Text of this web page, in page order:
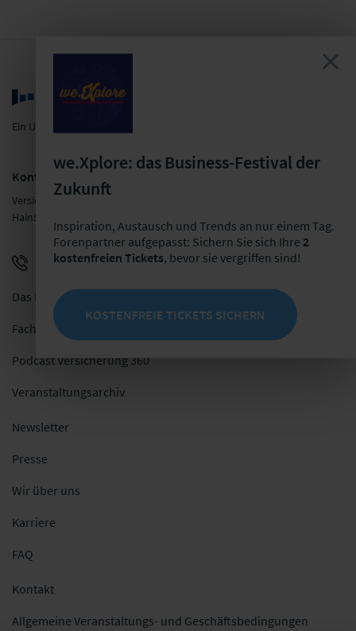
we.Xplore: das Business-Festival der
Zukunft
Inspiration, Austausch und Trends an nur einem Tag.
Forenpartner aufgepasst: Sichern Sie sich Ihre 2
kostenfreien Tickets, bevor sie vergriffen sind!
KOSTENFREIE TICKETS SICHERN
Ein Unternehmen der LF Gruppe
Kontakt
Versicherungsforen Leipzig GmbH
Hainstraße 16, 04109 Leipzig
+49 341 98988-0 E-Mail schreiben
Das Netzwerk
Fachblog
Podcast Versicherung 360
Veranstaltungsarchiv
Newsletter
Presse
Wir über uns
Karriere
FAQ
Kontakt
Allgemeine Veranstaltungs- und Geschäftsbedingungen